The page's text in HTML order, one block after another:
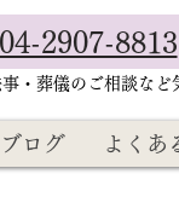
04-2907-8813
・葬儀のご相談など
ログ よくあ